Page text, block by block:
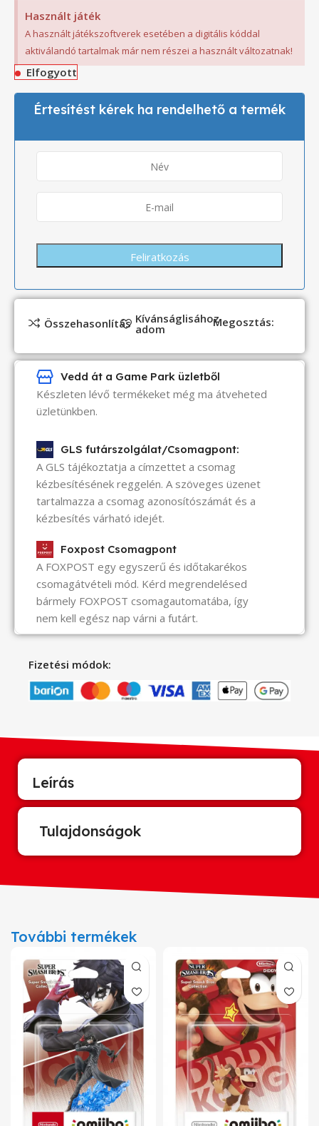
Használt játék
A használt játékszoftverek esetében a digitális kóddal
aktiválandó tartalmak már nem részei a használt változatnak!
Elfogyott
Értesítést kérek ha rendelhető a termék
Összehasonlítás Kívánságlisához
adom Megosztás:
Vedd át a Game Park üzletből
Készleten lévő termékeket még ma átveheted
üzletünkben.
GLS futárszolgálat/Csomagpont:
A GLS tájékoztatja a címzettet a csomag
kézbesítésének reggelén. A szöveges üzenet
tartalmazza a csomag azonosítószámát és a
kézbesítés várható idejét.
Foxpost Csomagpont
A FOXPOST egy egyszerű és időtakarékos
csomagátvételi mód. Kérd megrendelésed
bármely FOXPOST csomagautomatába, így
nem kell egész nap várni a futárt.
Fizetési módok:
Leírás
Tulajdonságok
További termékek